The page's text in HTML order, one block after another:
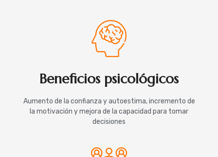
Beneficios psicológicos
Aumento de la confianza y autoestima, incremento de
la motivación y mejora de la capacidad para tomar
decisiones